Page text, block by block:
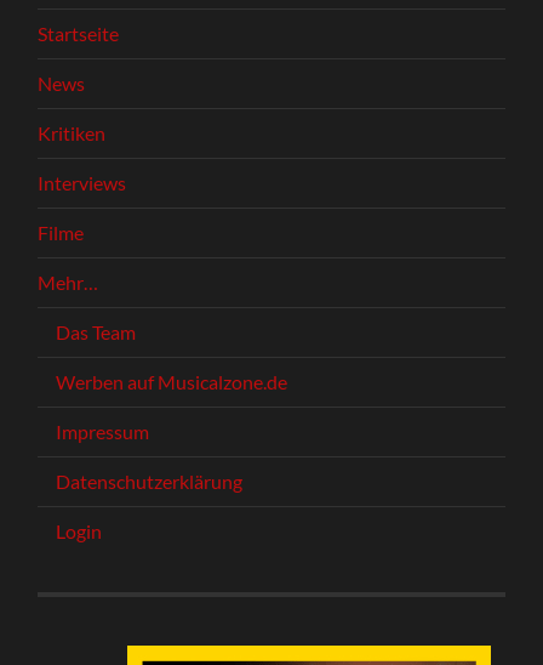
Startseite
News
Kritiken
Interviews
Filme
Mehr…
Das Team
Werben auf Musicalzone.de
Impressum
Datenschutzerklärung
Login